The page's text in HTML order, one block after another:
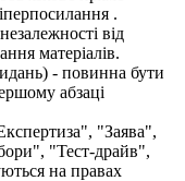
.
від
матеріалів.
- повинна бути
абзаці
"Заява",
"Тест-драйв",
на правах